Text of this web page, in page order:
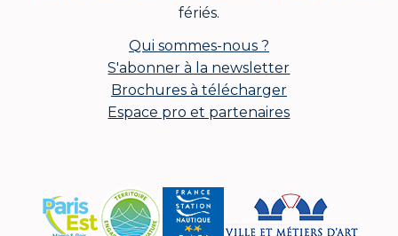
fériés.
Qui sommes-nous ?
S'abonner à la newsletter
Brochures à télécharger
Espace pro et partenaires